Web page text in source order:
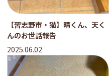
【習志野市・猫】晴くん、天く
んのお世話報告
2025.06.02